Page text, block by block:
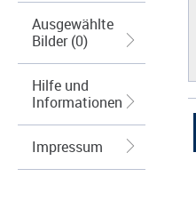
Ausgewählte
Bilder (0)
Hilfe und
Informationen
Impressum